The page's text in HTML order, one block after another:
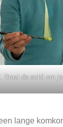
Draai de schil om
lange